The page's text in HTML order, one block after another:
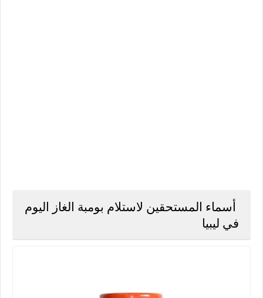
أسماء المستحقين لاستلام بومبة الغاز اليوم
في ليبيا